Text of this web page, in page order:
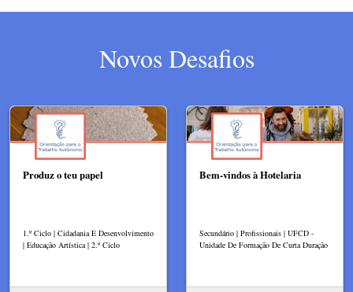
Novos Desafios
Produz o teu papel
1.º Ciclo | Cidadania E Desenvolvimento
| Educação Artística | 2.º Ciclo
Bem-vindos à Hotelaria
Secundário | Profissionais | UFCD -
Unidade De Formação De Curta Duração